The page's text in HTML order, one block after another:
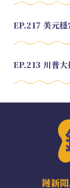
鏈新